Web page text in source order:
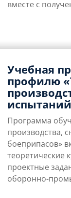
вместе с
Учебная
профилю
Программа
производства,
боеприпасов»
теоретические
проектные
оборонно-